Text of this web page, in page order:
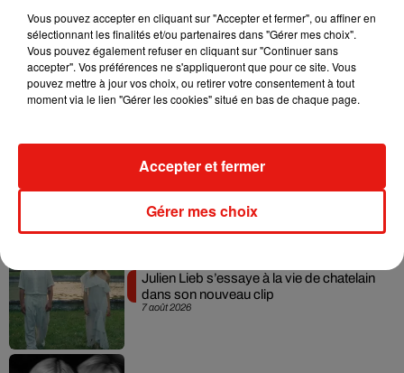
opposant la France et l’Angleterre (surnommée le
"crunch") dans le cadre du prochain tournoi des six
nations.
7 août 2026
Julien Lieb s’essaye à la vie de chatelain
dans son nouveau clip
Vous pouvez accepter en cliquant sur "Accepter et fermer", ou affiner en
sélectionnant les finalités et/ou partenaires dans "Gérer mes choix".
Vous pouvez également refuser en cliquant sur "Continuer sans
accepter". Vos préférences ne s'appliqueront que pour ce site. Vous
pouvez mettre à jour vos choix, ou retirer votre consentement à tout
moment via le lien "Gérer les cookies" situé en bas de chaque page.
Gérer mes choix
Accepter et fermer